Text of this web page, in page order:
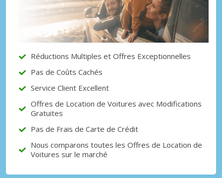
Réductions Multiples et Offres Exceptionnelles
Pas de Coûts Cachés
Service Client Excellent
Offres de Location de Voitures avec Modifications
Gratuites
Pas de Frais de Carte de Crédit
Nous comparons toutes les Offres de Location de
Voitures sur le marché